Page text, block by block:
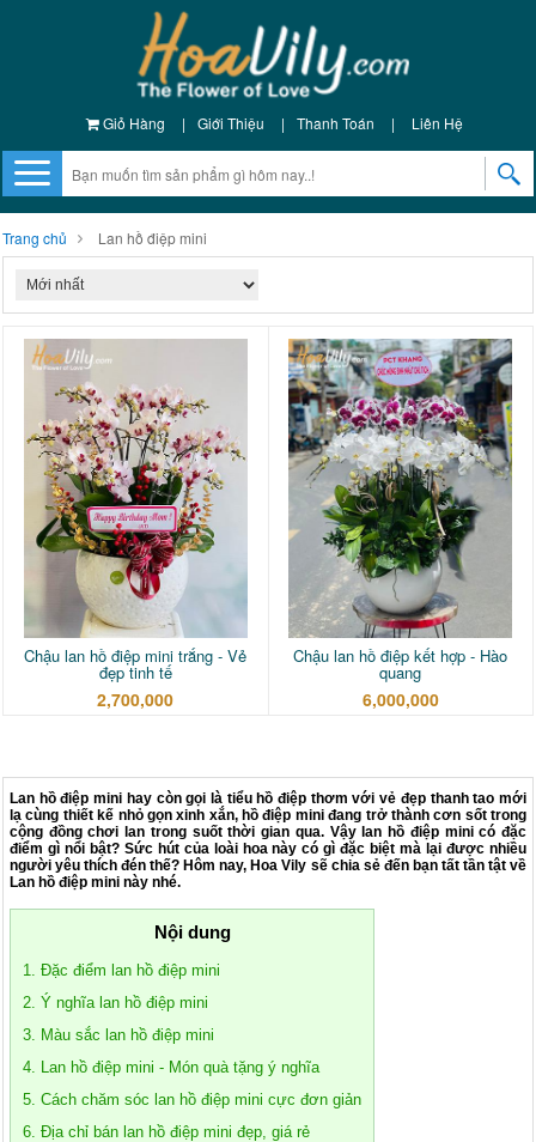
Giỏ Hàng | Giới Thiệu | Thanh Toán | Liên Hệ
Trang chủ Lan hồ điệp mini
Chậu lan hồ điệp mini trắng - Vẻ
đẹp tinh tế
2,700,000
Chậu lan hồ điệp kết hợp - Hào
quang
6,000,000
Lan hồ điệp mini hay còn gọi là tiểu hồ điệp thơm với vẻ đẹp thanh tao mới
lạ cùng thiết kế nhỏ gọn xinh xắn, hồ điệp mini đang trở thành cơn sốt trong
cộng đồng chơi lan trong suốt thời gian qua. Vậy lan hồ điệp mini có đặc
điểm gì nổi bật? Sức hút của loài hoa này có gì đặc biệt mà lại được nhiều
người yêu thích đén thế? Hôm nay, Hoa Vily sẽ chia sẻ đến bạn tất tần tật về
Lan hồ điệp mini này nhé.
Nội dung
1. Đặc điểm lan hồ điệp mini
2. Ý nghĩa lan hồ điệp mini
3. Màu sắc lan hồ điệp mini
4. Lan hồ điệp mini - Món quà tặng ý nghĩa
5. Cách chăm sóc lan hồ điệp mini cực đơn giản
6. Địa chỉ bán lan hồ điệp mini đẹp, giá rẻ